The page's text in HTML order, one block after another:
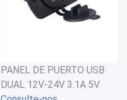
PANEL DE PUERTO USB
DUAL 12V-24V 3.1A 5V